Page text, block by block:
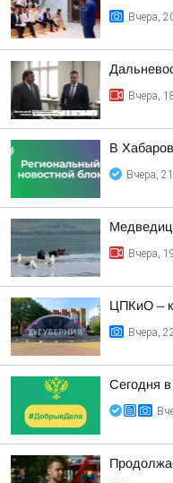
Вчера,
Вчера,
В
Вчера,
Вчера,
ЦПКиО –
Вчера,
Сегодня